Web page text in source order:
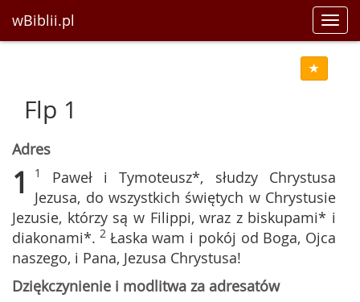
wBiblii.pl
Flp 1
Adres
1 1 Paweł i Tymoteusz*, słudzy Chrystusa
Jezusa, do wszystkich świętych w Chrystusie
Jezusie, którzy są w Filippi, wraz z biskupami* i
diakonami*. 2 Łaska wam i pokój od Boga, Ojca
naszego, i Pana, Jezusa Chrystusa!
Dziękczynienie i modlitwa za adresatów